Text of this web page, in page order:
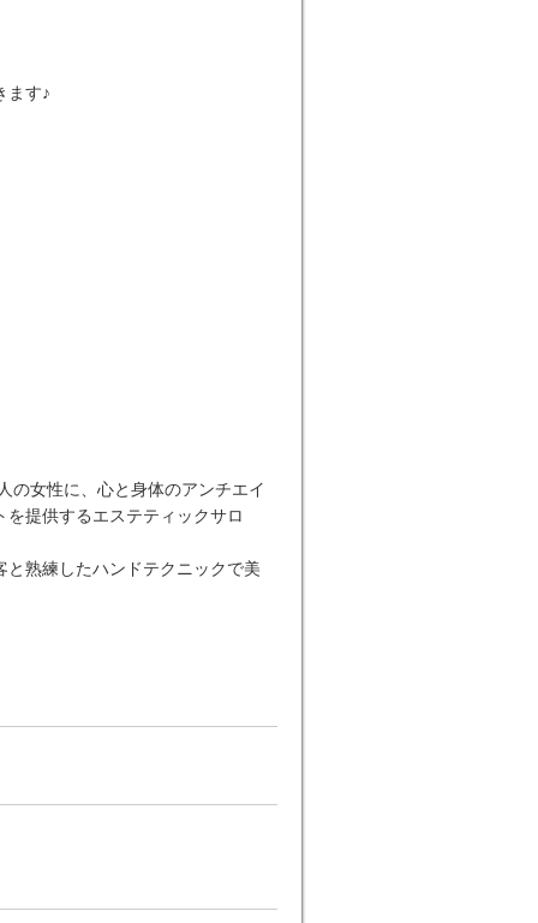
ます♪
の女性に、心と身体のアンチエイ
提供するエステティックサロ
熟練したハンドテクニックで美